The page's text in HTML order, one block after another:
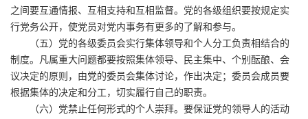
之间要互通情报、互相支持和互相监督。党的各级组织要按规定实
行党务公开，使党员对党内事务有更多的了解和参与。
（五）党的各级委员会实行集体领导和个人分工负责相结合的
制度。凡属重大问题都要按照集体领导、民主集中、个别酝酿、会
议决定的原则，由党的委员会集体讨论，作出决定；委员会成员要
根据集体的决定和分工，切实履行自己的职责。
（六）党禁止任何形式的个人崇拜。要保证党的领导人的活动